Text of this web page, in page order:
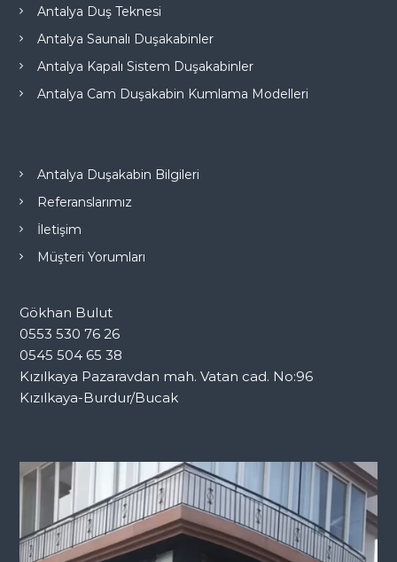
Antalya Duş Teknesi
Antalya Saunalı Duşakabinler
Antalya Kapalı Sistem Duşakabinler
Antalya Cam Duşakabin Kumlama Modelleri
Antalya Duşakabin Bilgileri
Referanslarımız
İletişim
Müşteri Yorumları
Gökhan Bulut
0553 530 76 26
0545 504 65 38
Kızılkaya Pazaravdan mah. Vatan cad. No:96
Kızılkaya-Burdur/Bucak
i
o